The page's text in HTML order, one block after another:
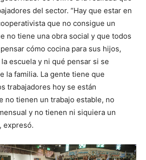
del sector. “Hay que estar en
que no consigue un
no tiene una obra social y que todos
cómo cocina para sus hijos,
escuela y ni qué pensar si se
la familia. La gente tiene que
trabajadores hoy se están
no tienen un trabajo estable, no
y no tienen ni siquiera un
expresó.